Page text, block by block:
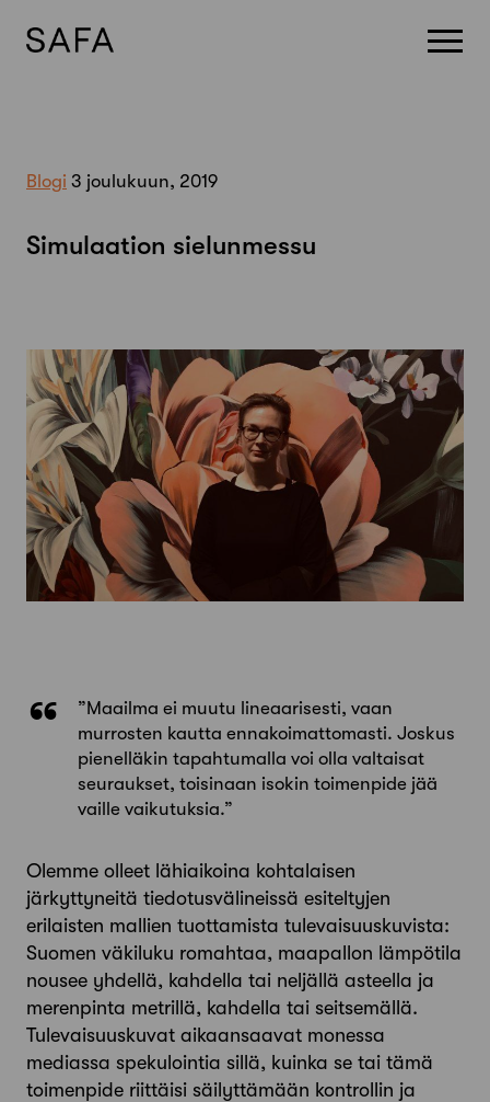
Blogi 3 joulukuun, 2019
Simulaation sielunmessu
”Maailma ei muutu lineaarisesti, vaan
murrosten kautta ennakoimattomasti. Joskus
pienelläkin tapahtumalla voi olla valtaisat
seuraukset, toisinaan isokin toimenpide jää
vaille vaikutuksia.”
Olemme olleet lähiaikoina kohtalaisen
järkyttyneitä tiedotusvälineissä esiteltyjen
erilaisten mallien tuottamista tulevaisuuskuvista:
Suomen väkiluku romahtaa, maapallon lämpötila
nousee yhdellä, kahdella tai neljällä asteella ja
merenpinta metrillä, kahdella tai seitsemällä.
Tulevaisuuskuvat aikaansaavat monessa
mediassa spekulointia sillä, kuinka se tai tämä
toimenpide riittäisi säilyttämään kontrollin ja